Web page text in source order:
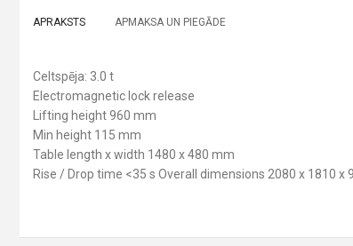
APRAKSTS APMAKSA UN PIEGĀDE
Celtspēja: 3.0 t
Electromagnetic lock release
Lifting height 960 mm
Min height 115 mm
Table length x width 1480 x 480 mm
Rise / Drop time <35 s Overall dimensions 2080 x 1810 x